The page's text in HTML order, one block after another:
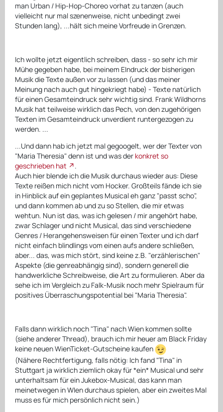
man Urban / Hip-Hop-Choreo vorhat zu tanzen (auch
vielleicht nur mal szenenweise, nicht unbedingt zwei
Stunden lang), ...hält sich meine Vorfreude in Grenzen.
Ich wollte jetzt eigentlich schreiben, dass - so sehr ich mir
Mühe gegeben habe, bei meinem EIndruck der bisherigen
Musik die Texte außen vor zu lassen (und das meiner
Meinung nach auch gut hingekriegt habe) - Texte natürlich
für einen Gesamteindruck sehr wichtig sind. Frank Wildhorns
Musik hat teilweise wirklich das Pech, von den zugehörigen
Texten im Gesamteindruck unverdient runtergezogen zu
werden. ...
...Und dann hab ich jetzt mal gegoogelt, wer der Texter von
"Maria Theresia" denn ist und was der konkret so
geschrieben hat
.
Auch hier blende ich die Musik durchaus wieder aus: Diese
Texte reißen mich nicht vom Hocker. Großteils fände ich sie
in Hinblick auf ein geplantes Musical eh ganz "passt scho",
und dann kommen ab und zu so Stellen, die mir etwas
wehtun. Nun ist das, was ich gelesen / mir angehört habe,
zwar Schlager und nicht Musical, das sind verschiedene
Genres / Herangehensweisen für einen Texter und ich darf
nicht einfach blindlings vom einen aufs andere schließen,
aber... das, was mich stört, sind keine z.B. "erzählerischen"
Aspekte (die genreabhängig sind), sondern generell die
handwerkliche Schreibweise, die Art zu formulieren. Aber da
sehe ich im Vergleich zu Falk-Musik noch mehr Spielraum für
positives Überraschungspotential bei "Maria Theresia".
Falls dann wirklich noch "Tina" nach Wien kommen sollte
(siehe anderer Thread), brauch ich mir heuer am Black Friday
keine neuen WienTicket-Gutscheine kaufen
(Nähere Rechtfertigung, falls nötig: Ich fand "Tina" in
Stuttgart ja wirklich ziemlich okay für *ein* Musical und sehr
unterhaltsam für ein Jukebox-Musical, das kann man
meinetwegen in WIen durchaus spielen, aber ein zweites Mal
muss es für mich persönlich nicht sein.)